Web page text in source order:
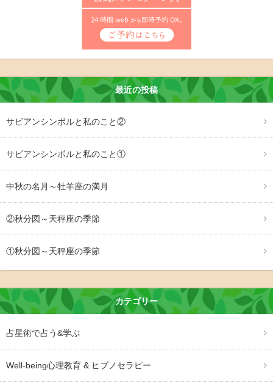
最近の投稿
サビアンシンボルと私のこと②
サビアンシンボルと私のこと①
中秋の名月～牡羊座の満月
②秋分図～天秤座の季節
①秋分図～天秤座の季節
カテゴリー
占星術で占う&学ぶ
Well-being心理教育 & ヒプノセラピー